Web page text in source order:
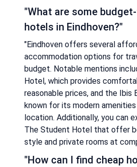
"What are some
hotels in Eindhoven?"
"Eindhoven offers several
accommodation options for
budget. Notable mentions
Hotel, which provides
reasonable prices, and the Ibis
known for its modern
location. Additionally, you can
The Student Hotel that offer
style and private rooms at
"How can I find cheap